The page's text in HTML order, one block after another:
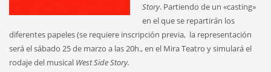
Story. Partiendo de un «casting»
en el que se repartirán los
diferentes papeles (se requiere inscripción previa, la representación
será el sábado 25 de marzo a las 20h., en el Mira Teatro y simulará el
rodaje del musical West Side Story.